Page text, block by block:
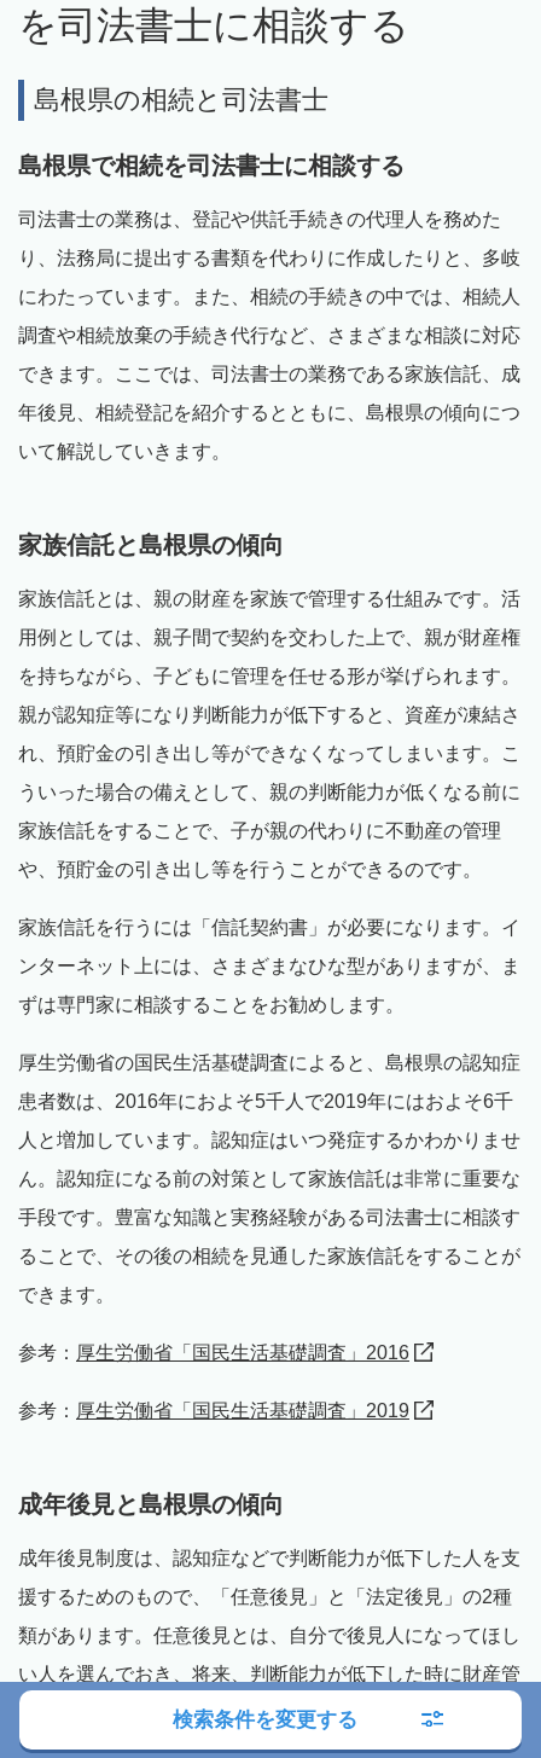
を司法書士に相談する
島根県の相続と司法書士
島根県で相続を司法書士に相談する
司法書士の業務は、登記や供託手続きの代理人を務めた
り、法務局に提出する書類を代わりに作成したりと、多岐
にわたっています。また、相続の手続きの中では、相続人
調査や相続放棄の手続き代行など、さまざまな相談に対応
できます。ここでは、司法書士の業務である家族信託、成
年後見、相続登記を紹介するとともに、島根県の傾向につ
いて解説していきます。
家族信託と島根県の傾向
家族信託とは、親の財産を家族で管理する仕組みです。活
用例としては、親子間で契約を交わした上で、親が財産権
を持ちながら、子どもに管理を任せる形が挙げられます。
親が認知症等になり判断能力が低下すると、資産が凍結さ
れ、預貯金の引き出し等ができなくなってしまいます。こ
ういった場合の備えとして、親の判断能力が低くなる前に
家族信託をすることで、子が親の代わりに不動産の管理
や、預貯金の引き出し等を行うことができるのです。
家族信託を行うには「信託契約書」が必要になります。イ
ンターネット上には、さまざまなひな型がありますが、ま
ずは専門家に相談することをお勧めします。
厚生労働省の国民生活基礎調査によると、島根県の認知症
患者数は、2016年におよそ5千人で2019年にはおよそ6千
人と増加しています。認知症はいつ発症するかわかりませ
ん。認知症になる前の対策として家族信託は非常に重要な
手段です。豊富な知識と実務経験がある司法書士に相談す
ることで、その後の相続を見通した家族信託をすることが
できます。
参考： 厚生労働省「国民生活基礎調査」2016
参考： 厚生労働省「国民生活基礎調査」2019
成年後見と島根県の傾向
成年後見制度は、認知症などで判断能力が低下した人を支
援するためのもので、「任意後見」と「法定後見」の2種
類があります。任意後見とは、自分で後見人になってほし
い人を選んでおき、将来、判断能力が低下した時に財産管
理などを依頼する方法です。一方で、法定後見とは、認知
症や精神障がいなどによって判断能力が不十分になった場
検索条件を変更する